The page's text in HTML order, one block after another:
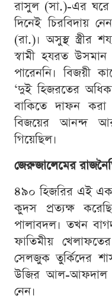
রাসুল (সা.)-এর ঘরে
দিনেই চিরবিদায়
(রা.)। অসুস্থ স্ত্রীর
স্বামী হযরত
পারেননি। বিজয়ী
‘দুই হিজরতের
বাকিতে দাফন করা
বিজয়ের আনন্দ
গিয়েছিল।
জেরুজালেমের
৪৯০ হিজরির এই
কুদস প্রত্যক্ষ
পালাবদল। তখন
ফাতিমীয় খেলাফতের
সেলজুক তুর্কিদের
উজির আল-আফদাল
নেন।